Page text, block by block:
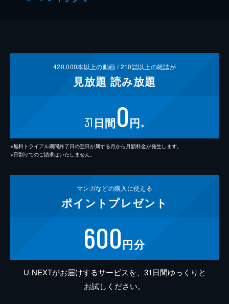
420,000本以上の動画 /210誌以上の雑誌が
見放題 読み放題
31 日間0円 ※
※無料トライアル期間終了日の翌日が属する月から月額料金が発生します。
※日割りでのご請求はいたしません。
マンガなどの購入に使える
ポイント プレゼント
600円分
U-NEXTがお届けするサービスを、31日間ゆっくりと
お試しください。